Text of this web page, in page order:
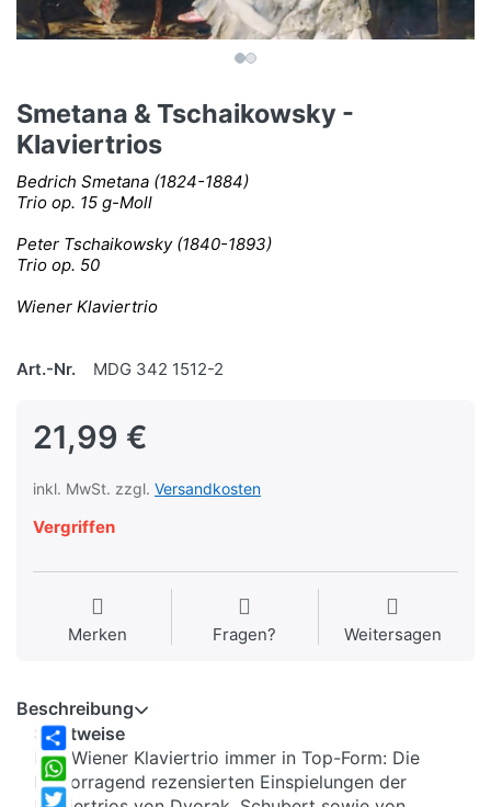
Smetana & Tschaikowsky -
Klaviertrios
Bedrich Smetana (1824-1884)
Trio op. 15 g-Moll
Peter Tschaikowsky (1840-1893)
Trio op. 50
Wiener Klaviertrio
Art.-Nr. MDG 342 1512-2
21,99 €
inkl. MwSt. zzgl. Versandkosten
Vergriffen
Merken Fragen? Weitersagen
Share
WhatsApp
Beschreibung
Sichtweise
Das Wiener Klaviertrio immer in Top-Form: Die
hervorragend rezensierten Einspielungen der